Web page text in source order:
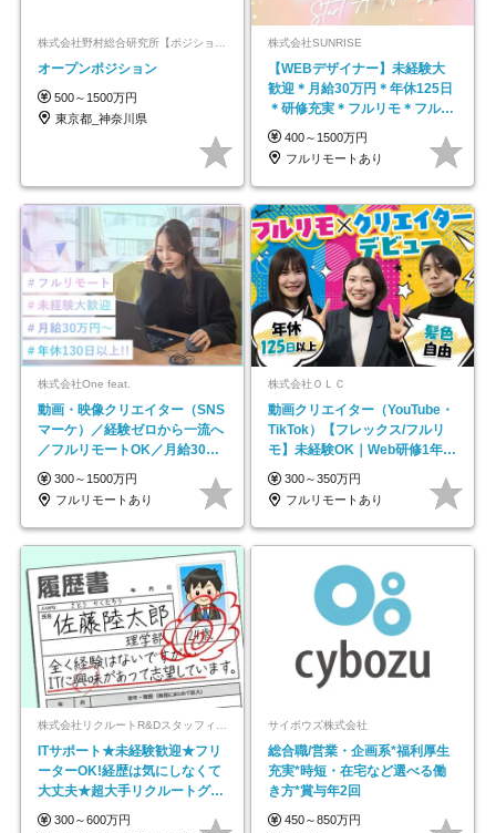
オープンポジション
500～1500万円
東京都_神奈川県
株式会社SUNRISE
【WEBデザイナー】未経験大
歓迎＊月給30万円＊年休125日
＊研修充実＊フルリモ＊フルフ
レックス＊
400～1500万円
フルリモートあり
株式会社One feat.
動画・映像クリエイター（SNS
マーケ）／経験ゼロから一流へ
／フルリモートOK／月給30万
円～／年休130日以上
300～1500万円
フルリモートあり
株式会社ＯＬＣ
動画クリエイター（YouTube・
TikTok）【フレックス/フルリ
モ】未経験OK｜Web研修1年間
｜副業OK
300～350万円
フルリモートあり
株式会社リクルートR&Dスタッフィング【リクルートグループ】
ITサポート★未経験歓迎★フリ
ーターOK!経歴は気にしなくて
大丈夫★超大手リクルートグル
ープの正社員/sg
300～600万円
サイボウズ株式会社
総合職/営業・企画系*福利厚生
充実*時短・在宅など選べる働
き方*賞与年2回
450～850万円